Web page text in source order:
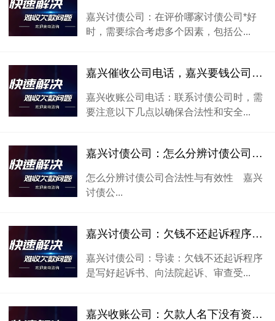
嘉兴讨债公司：在评价哪家讨债公司*好
时，需要综合考虑多个因素，包括公...
嘉兴催收公司电话，嘉兴要钱公司电话，嘉兴收账公司电话
嘉兴收账公司电话：联系讨债公司时，需
要注意以下几点以确保合法性和安全...
嘉兴讨债公司：怎么分辨讨债公司合法性与有效性？
怎么分辨讨债公司合法性与有效性 嘉兴
讨债公...
嘉兴讨债公司：欠钱不还起诉程序是什么？
嘉兴讨债公司：导读：欠钱不还起诉程序
是写好起诉书、向法院起诉、审查受...
嘉兴收账公司：欠款人名下没有资产时该怎么办？